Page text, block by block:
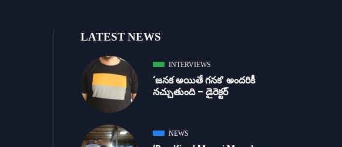
LATEST NEWS
INTERVIEWS
‘జ‌న‌క అయితే గ‌న‌క‌’ అందరికీ
నచ్చుతుంది – డైరెక్ట‌ర్
NEWS